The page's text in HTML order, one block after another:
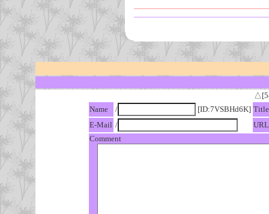
Name
/ [ID:7VSBHd6K] Title
E-Mail /
URL
Comment